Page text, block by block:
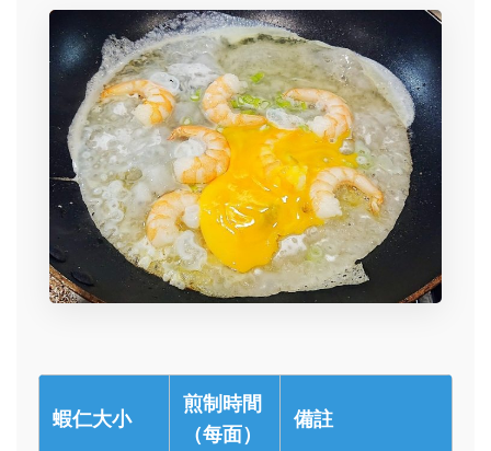
蝦仁大小
煎制時間
（每面）
備註